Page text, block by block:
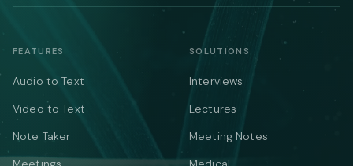
FEATURES
Audio to Text
Video to Text
Note Taker
SOLUTIONS
Interviews
Lectures
Meeting Notes